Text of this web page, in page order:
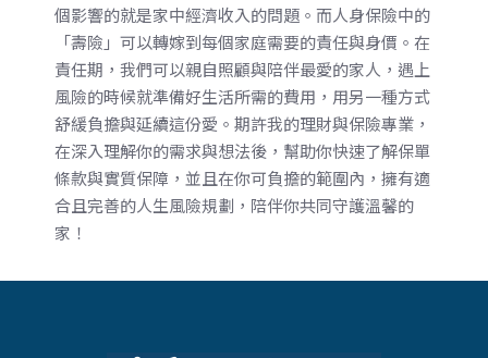
個影響的就是家中經濟收入的問題。而人身保險中的
「壽險」可以轉嫁到每個家庭需要的責任與身價。在
責任期，我們可以親自照顧與陪伴最愛的家人，遇上
風險的時候就準備好生活所需的費用，用另一種方式
舒緩負擔與延續這份愛。期許我的理財與保險專業，
在深入理解你的需求與想法後，幫助你快速了解保單
條款與實質保障，並且在你可負擔的範圍內，擁有適
合且完善的人生風險規劃，陪伴你共同守護溫馨的
家！